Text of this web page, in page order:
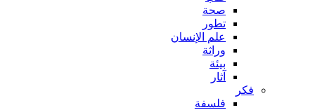
صحة
تطور
علم الإنسان
وراثة
بيئة
آثار
فكر
فلسفة